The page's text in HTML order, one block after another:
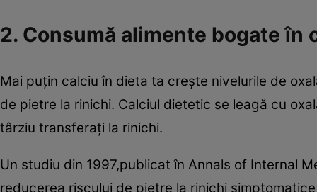
2. Consumă alimente bogate în
Mai puţin calciu în dieta ta creşte nivelurile de
de pietre la rinichi. Calciul dietetic se leagă cu
târziu transferaţi la rinichi.
Un studiu din 1997,publicat în Annals of Internal
reducerea riscului de pietre la rinichi